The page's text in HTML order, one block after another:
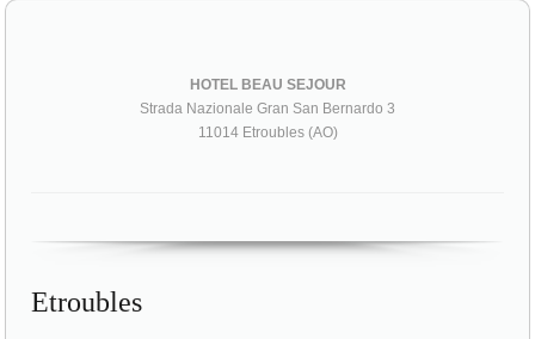
HOTEL BEAU SEJOUR
Strada Nazionale Gran San Bernardo 3
11014 Etroubles (AO)
Etroubles